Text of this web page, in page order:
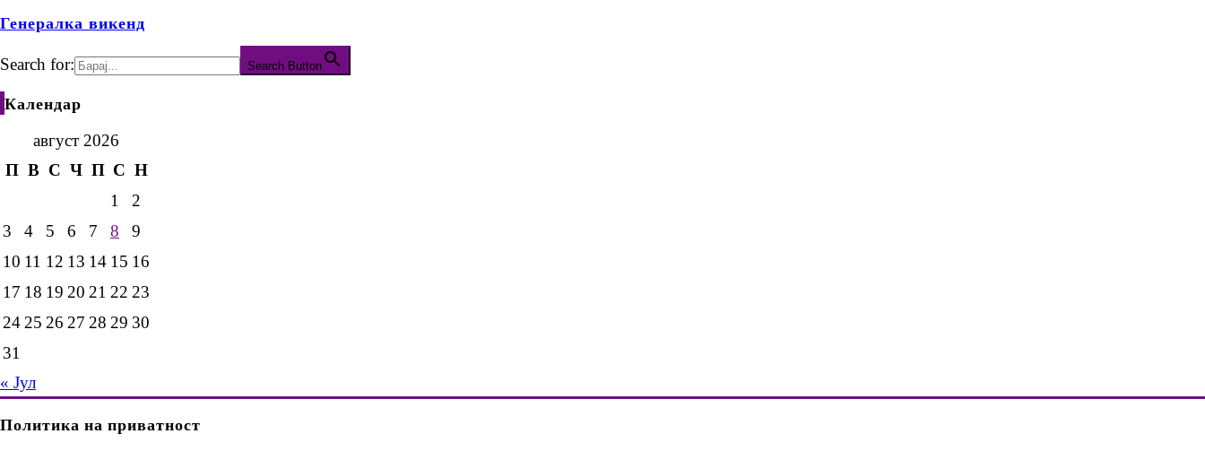
Генералка викенд
Search for: Search Button
Календар
август 2026
П В С Ч П С Н
1
2
3
4 5 6 7 8
9
10 11 12 13 14 15 16
17 18 19 20 21 22 23
2425 26 27 28 29 30
31
« Јул
Политика на приватност